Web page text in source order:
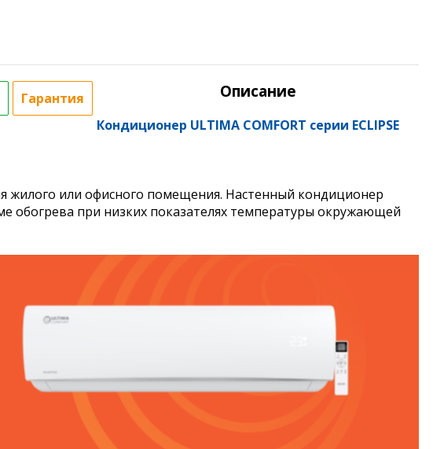
Гарантия Описание
Кондиционер ULTIMA COMFORT серии ECLIPSE
жилого или офисного помещения. Настенный кондиционер
обогрева при низких показателях температуры окружающей